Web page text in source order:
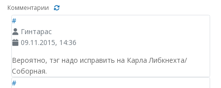
Комментарии
#
Гинтарас
09.11.2015, 14:36
Вероятно, тэг надо исправить на Карла Либкнехта/
Соборная.
#